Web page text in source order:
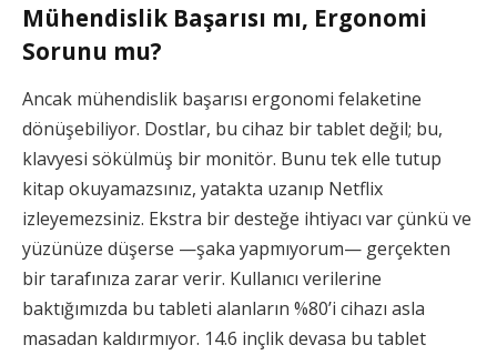
Mühendislik Başarısı mı, Ergonomi
Sorunu mu?
Ancak mühendislik başarısı ergonomi felaketine
dönüşebiliyor. Dostlar, bu cihaz bir tablet değil; bu,
klavyesi sökülmüş bir monitör. Bunu tek elle tutup
kitap okuyamazsınız, yatakta uzanıp Netflix
izleyemezsiniz. Ekstra bir desteğe ihtiyacı var çünkü ve
yüzünüze düşerse —şaka yapmıyorum— gerçekten
bir tarafınıza zarar verir. Kullanıcı verilerine
baktığımızda bu tableti alanların %80’i cihazı asla
masadan kaldırmıyor. 14.6 inçlik devasa bu tablet